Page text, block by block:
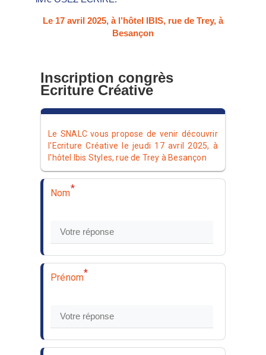
Le 17 avril 2025, à l’hôtel IBIS, rue de Trey, à
Besançon
Inscription congrès
Ecriture Créative
Le SNALC vous propose de venir découvrir
l'Ecriture Créative le jeudi 17 avril 2025, à
l'hôtel Ibis Styles, rue de Trey à Besançon
Nom*
Prénom*